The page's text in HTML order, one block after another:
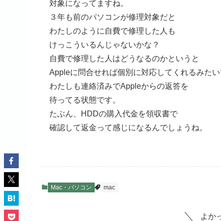
対象になってますね。
３年も前のパソコンが修理対象だと
わたしのように自費で修理した人も
けっこういるんじゃないかな？
自費で修理した人はどうなるのかというと
Appleに問合せれば個別に対応してくれるみたい
わたしも連絡済みでAppleからの返答を
待ってる状態です。
たぶん、HDDの購入代金を領収書で
確認して返金って感じになるんでしょうね。
Mac・パソコン mac
よか